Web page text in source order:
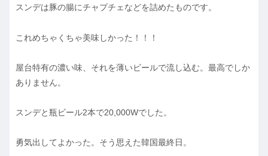
スンデは豚の腸にチャプチェなどを詰めたものです。
これめちゃくちゃ美味しかった！！！
屋台特有の濃い味、それを薄いビールで流し込む。最高でしか
ありません。
スンデと瓶ビール2本で20,000Wでした。
勇気出してよかった。そう思えた韓国最終日。